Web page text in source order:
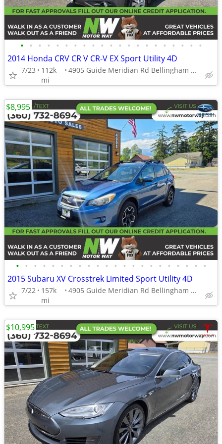
• • • • • • • • • • • • • • • • • • • • •
2014 Honda CRV CR V CR-V EX Sport Utility 4D
7/23
112k
mi
4905 Guide Meridian Rd Bellingham WA 98226
• • • • • • • • • • • • • • • • • • • • • •
2015 Subaru XV Crosstrek Limited Sport Utility 4D
7/22
157k
mi
4905 Guide Meridian Rd Bellingham WA 98226
$8,995
$10,995